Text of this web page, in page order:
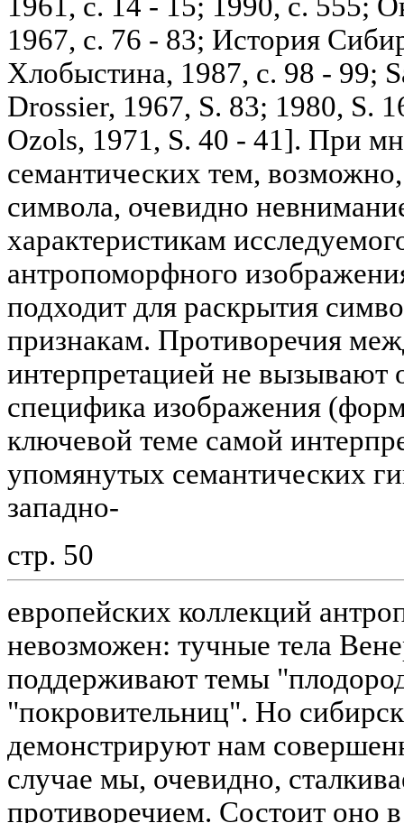
1967, с. 76 - 83; История
Хлобыстина, 1987, с. 98 - 99;
Drossier, 1967, S. 83; 1980, S.
Ozols, 1971, S. 40 - 41]. При
семантических тем,
символа, очевидно
характеристикам
антропоморфного
подходит для раскрытия
признакам. Противоречия
интерпретацией не вызывают
специфика изображения
ключевой теме самой
упомянутых семантических
западно-
стр. 50
европейских коллекций
невозможен: тучные тела
поддерживают темы
"покровительниц". Но
демонстрируют нам
случае мы, очевидно,
противоречием. Состоит оно